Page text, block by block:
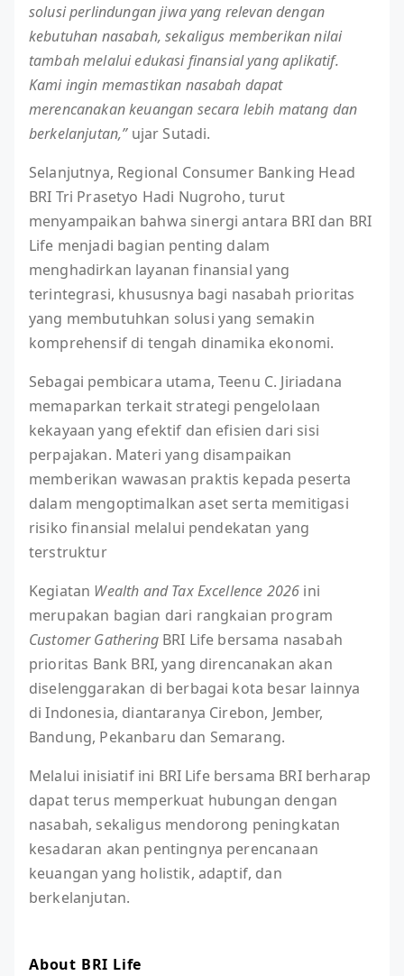
solusi perlindungan jiwa yang relevan dengan
kebutuhan nasabah, sekaligus memberikan nilai
tambah melalui edukasi finansial yang aplikatif.
Kami ingin memastikan nasabah dapat
merencanakan keuangan secara lebih matang dan
berkelanjutan,” ujar Sutadi.
Selanjutnya, Regional Consumer Banking Head
BRI Tri Prasetyo Hadi Nugroho, turut
menyampaikan bahwa sinergi antara BRI dan BRI
Life menjadi bagian penting dalam
menghadirkan layanan finansial yang
terintegrasi, khususnya bagi nasabah prioritas
yang membutuhkan solusi yang semakin
komprehensif di tengah dinamika ekonomi.
Sebagai pembicara utama, Teenu C. Jiriadana
memaparkan terkait strategi pengelolaan
kekayaan yang efektif dan efisien dari sisi
perpajakan. Materi yang disampaikan
memberikan wawasan praktis kepada peserta
dalam mengoptimalkan aset serta memitigasi
risiko finansial melalui pendekatan yang
terstruktur
Kegiatan Wealth and Tax Excellence 2026 ini
merupakan bagian dari rangkaian program
Customer GatheringBRI Life bersama nasabah
prioritas Bank BRI, yang direncanakan akan
diselenggarakan di berbagai kota besar lainnya
di Indonesia, diantaranya Cirebon, Jember,
Bandung, Pekanbaru dan Semarang.
Melalui inisiatif ini BRI Life bersama BRI berharap
dapat terus memperkuat hubungan dengan
nasabah, sekaligus mendorong peningkatan
kesadaran akan pentingnya perencanaan
keuangan yang holistik, adaptif, dan
berkelanjutan.
About BRI Life